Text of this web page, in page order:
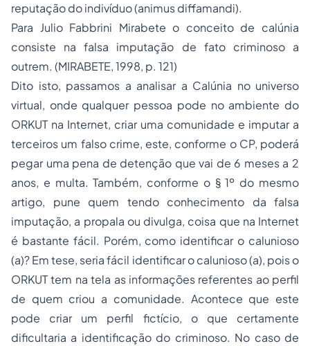
reputação do indivíduo (animus diffamandi).
Para Julio Fabbrini Mirabete o conceito de calúnia
consiste na falsa imputação de fato criminoso a
outrem. (MIRABETE, 1998, p. 121)
Dito isto, passamos a analisar a Calúnia no universo
virtual, onde qualquer pessoa pode no ambiente do
ORKUT na Internet, criar uma comunidade e imputar a
terceiros um falso crime, este, conforme o CP, poderá
pegar uma pena de detenção que vai de 6 meses a 2
anos, e multa. Também, conforme o § 1º do mesmo
artigo, pune quem tendo conhecimento da falsa
imputação, a propala ou divulga, coisa que na Internet
é bastante fácil. Porém, como identificar o calunioso
(a)? Em tese, seria fácil identificar o calunioso (a), pois o
ORKUT tem na tela as informações referentes ao perfil
de quem criou a comunidade. Acontece que este
pode criar um perfil fictício, o que certamente
dificultaria a identificação do criminoso. No caso de